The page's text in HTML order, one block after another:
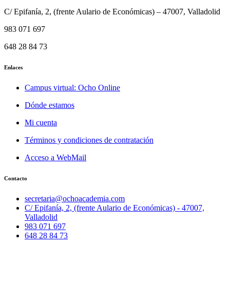
C/ Epifanía, 2, (frente Aulario de Económicas) – 47007, Valladolid
983 071 697
648 28 84 73
Enlaces
Campus virtual: Ocho Online
Dónde estamos
Mi cuenta
Términos y condiciones de contratación
Acceso a WebMail
Contacto
secretaria@ochoacademia.com
C/ Epifanía, 2, (frente Aulario de Económicas) - 47007,
Valladolid
983 071 697
648 28 84 73